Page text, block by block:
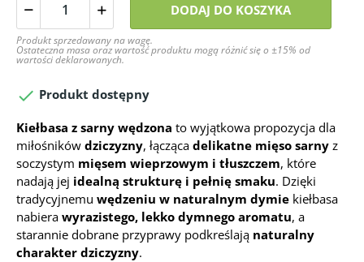
DODAJ DO KOSZYKA
Produkt sprzedawany na wagę.
Ostateczna masa oraz wartość produktu mogą różnić się o ±15% od
wartości deklarowanych.
 Produkt dostępny
Kiełbasa z sarny wędzona to wyjątkowa propozycja dla
miłośników dziczyzny, łącząca delikatne mięso sarny z
soczystym mięsem wieprzowym i tłuszczem, które
nadają jej idealną strukturę i pełnię smaku. Dzięki
tradycyjnemu wędzeniu w naturalnym dymie kiełbasa
nabiera wyrazistego, lekko dymnego aromatu, a
starannie dobrane przyprawy podkreślają naturalny
charakter dziczyzny.